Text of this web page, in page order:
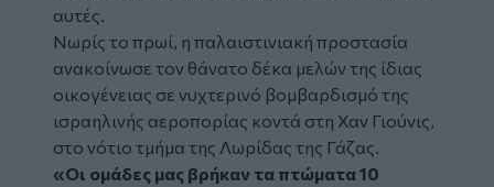
αυτές.
Νωρίς το πρωί, η παλαιστινιακή προστασία
ανακοίνωσε τον θάνατο δέκα μελών της ίδιας
οικογένειας σε νυχτερινό βομβαρδισμό της
ισραηλινής αεροπορίας κοντά στη Χαν Γιούνις,
στο νότιο τμήμα της Λωρίδας της Γάζας.
«Οι ομάδες μας βρήκαν τα πτώματα 10